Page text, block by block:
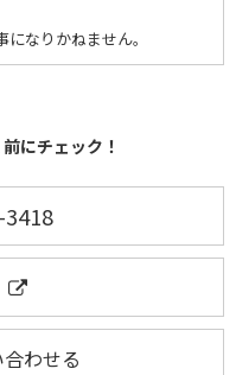
なりかねません。
にチェック！
わせる